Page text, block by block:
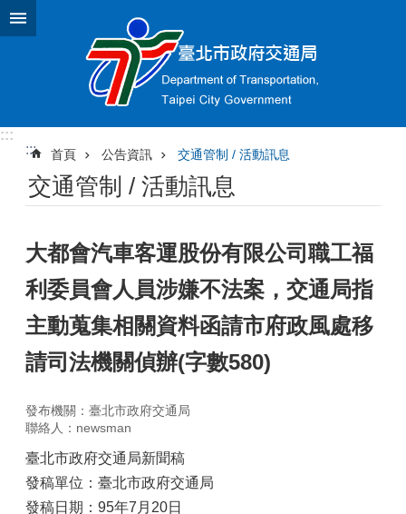
跳到主要內容區塊
:::
:::
首頁 公告資訊 交通管制 / 活動訊息
交通管制 / 活動訊息
大都會汽車客運股份有限公司職工福
利委員會人員涉嫌不法案，交通局指
主動蒐集相關資料函請市府政風處移
請司法機關偵辦(字數580)
發布機關：臺北市政府交通局
聯絡人：newsman
臺北市政府交通局新聞稿
發稿單位：臺北市政府交通局
發稿日期：95年7月20日